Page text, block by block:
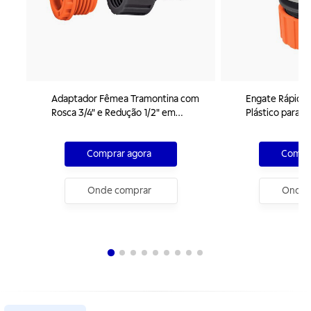
Adaptador Fêmea Tramontina com
Rosca 3/4" e Redução 1/2" em
Comprar agora
Onde comprar
Engate
Plástico para
Onde